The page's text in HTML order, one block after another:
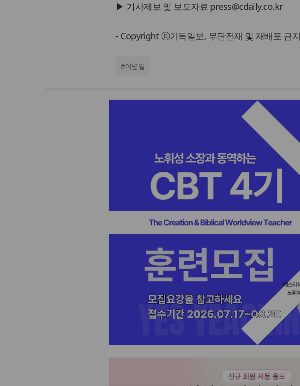
▶ 기사제보 및 보도자료 press@cdaily.co.kr
- Copyright ⓒ기독일보, 무단전재 및 재배포 금지
#이병일